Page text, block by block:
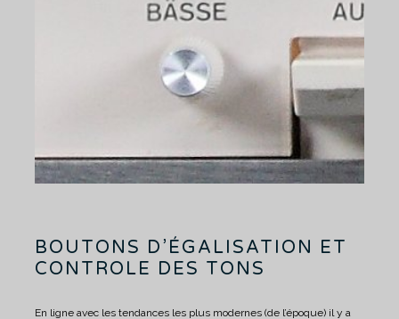
BOUTONS D’ÉGALISATION ET
CONTROLE DES TONS
En ligne avec les tendances les plus modernes (de l’époque) il y a